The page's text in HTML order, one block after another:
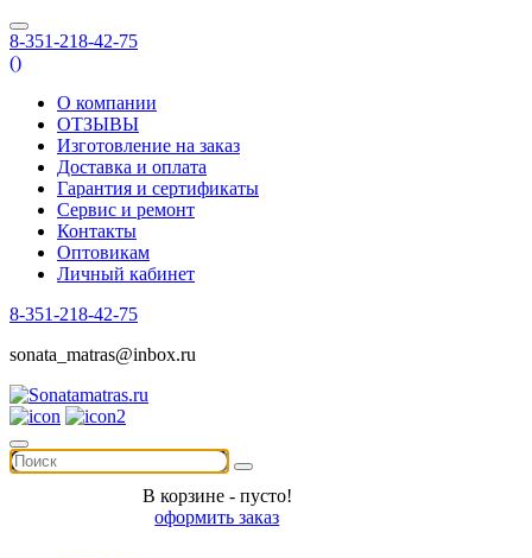
8-351-218-42-75
()
О компании
ОТЗЫВЫ
Изготовление на заказ
Доставка и оплата
Гарантия и сертификаты
Сервис и ремонт
Контакты
Оптовикам
Личный кабинет
8-351-218-42-75
sonata_matras@inbox.ru
В корзине - пусто!
оформить заказ